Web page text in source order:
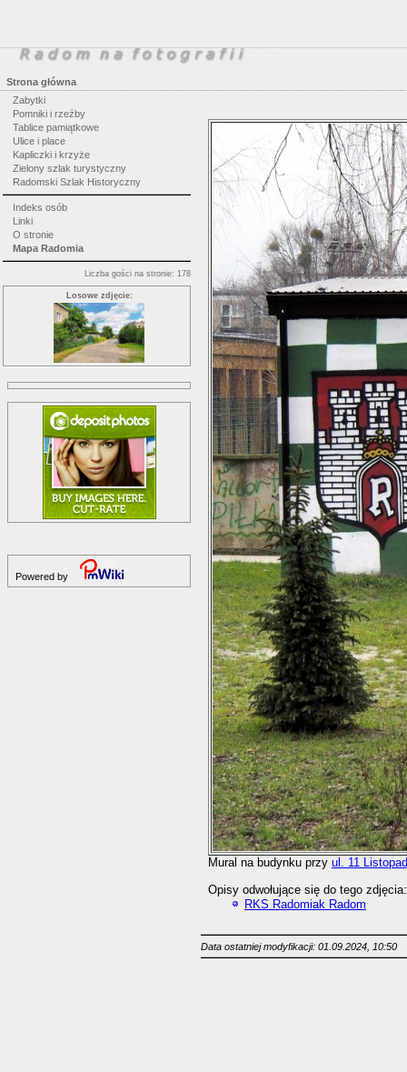
Strona główna
Zabytki
Pomniki i rzeźby
Tablice pamiątkowe
Ulice i place
Kapliczki i krzyże
Zielony szlak turystyczny
Radomski Szlak Historyczny
Indeks osób
Linki
O stronie
Mapa Radomia
Liczba gości na stronie: 178
Losowe zdjęcie:
Powered by
Mural na budynku przy ul. 11
Opisy odwołujące się do tego zdjęcia:
RKS Radomiak Radom
Data ostatniej modyfikacji: 01.09.2024, 10:50